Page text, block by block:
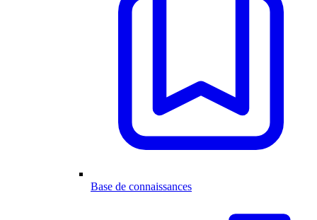
Base de connaissances